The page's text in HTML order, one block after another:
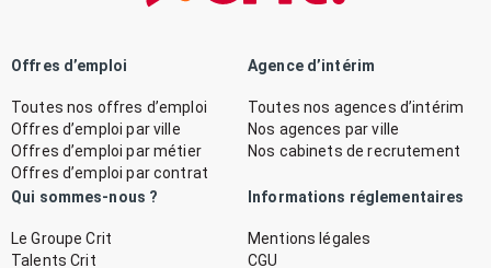
Offres d’emploi
Toutes nos offres d’emploi
Offres d’emploi par ville
Offres d’emploi par métier
Offres d’emploi par contrat
Agence d’intérim
Toutes nos agences d’intérim
Nos agences par ville
Nos cabinets de recrutement
Qui sommes-nous ?
Le Groupe Crit
Talents Crit
Informations réglementaires
Mentions légales
CGU